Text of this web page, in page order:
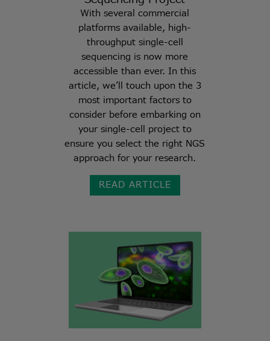
With several commercial
platforms available, high-
throughput single-cell
sequencing is now more
accessible than ever. In this
article, we’ll touch upon the 3
most important factors to
consider before embarking on
your single-cell project to
ensure you select the right NGS
approach for your research.
READ ARTICLE